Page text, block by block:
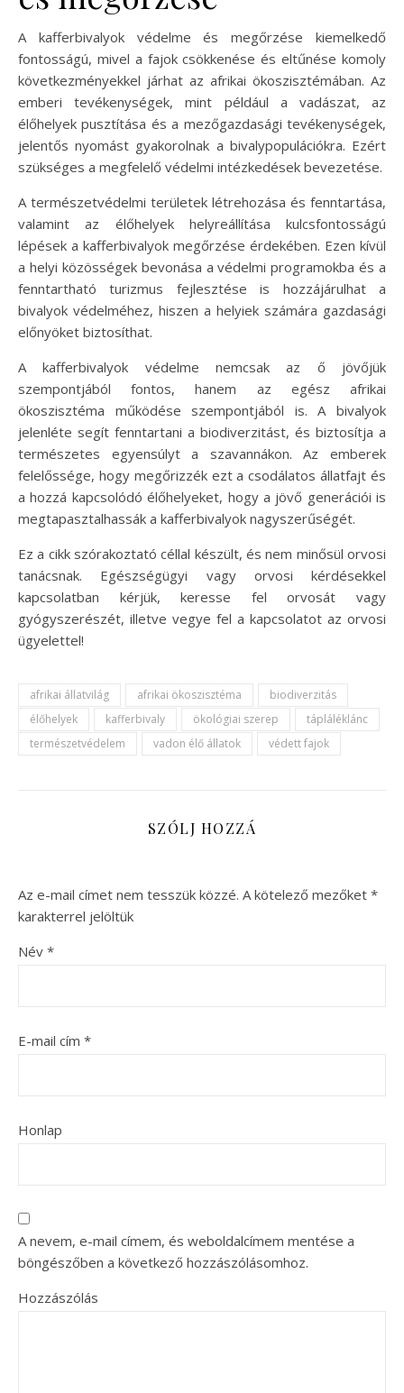
A kafferbivalyok védelme és megőrzése kiemelkedő
fontosságú, mivel a fajok csökkenése és eltűnése komoly
következményekkel járhat az afrikai ökoszisztémában. Az
emberi tevékenységek, mint például a vadászat, az
élőhelyek pusztítása és a mezőgazdasági tevékenységek,
jelentős nyomást gyakorolnak a bivalypopulációkra. Ezért
szükséges a megfelelő védelmi intézkedések bevezetése.
A természetvédelmi területek létrehozása és fenntartása,
valamint az élőhelyek helyreállítása kulcsfontosságú
lépések a kafferbivalyok megőrzése érdekében. Ezen kívül
a helyi közösségek bevonása a védelmi programokba és a
fenntartható turizmus fejlesztése is hozzájárulhat a
bivalyok védelméhez, hiszen a helyiek számára gazdasági
előnyöket biztosíthat.
A kafferbivalyok védelme nemcsak az ő jövőjük
szempontjából fontos, hanem az egész afrikai
ökoszisztéma működése szempontjából is. A bivalyok
jelenléte segít fenntartani a biodiverzitást, és biztosítja a
természetes egyensúlyt a szavannákon. Az emberek
felelőssége, hogy megőrizzék ezt a csodálatos állatfajt és
a hozzá kapcsolódó élőhelyeket, hogy a jövő generációi is
megtapasztalhassák a kafferbivalyok nagyszerűségét.
Ez a cikk szórakoztató céllal készült, és nem minősül orvosi
tanácsnak. Egészségügyi vagy orvosi kérdésekkel
kapcsolatban kérjük, keresse fel orvosát vagy
gyógyszerészét, illetve vegye fel a kapcsolatot az orvosi
ügyelettel!
afrikai állatvilág afrikai ökoszisztéma
biodiverzitás
élőhelyek
kafferbivaly ökológiai szerep
tápláléklánc
természetvédelem
vadon élő állatok védett fajok
SZÓLJ HOZZÁ
Az e-mail címet nem tesszük közzé. A kötelező mezőket *
karakterrel jelöltük
Név *
E-mail cím *
Honlap
A nevem, e-mail címem, és weboldalcímem mentése a
böngészőben a következő hozzászólásomhoz.
Hozzászólás